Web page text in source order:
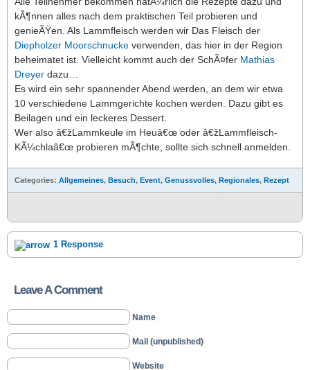
kÃ¶nnen alles nach dem praktischen Teil probieren und
genieÃŸen. Als Lammfleisch werden wir Das Fleisch der
Diepholzer Moorschnucke verwenden, das hier in der Region
beheimatet ist. Vielleicht kommt auch der SchÃ¤fer Mathias
Dreyer dazu…
Es wird ein sehr spannender Abend werden, an dem wir etwa
10 verschiedene Lammgerichte kochen werden. Dazu gibt es
Beilagen und ein leckeres Dessert.
Wer also â€žLammkeule im Heuâ€œ oder â€žLammfleisch-
KÃ¼chlaâ€œ probieren mÃ¶chte, sollte sich schnell anmelden.
Categories: Allgemeines, Besuch, Event, Genussvolles, Regionales, Rezept
1 Response
Leave A Comment
Name
Mail (unpublished)
Website